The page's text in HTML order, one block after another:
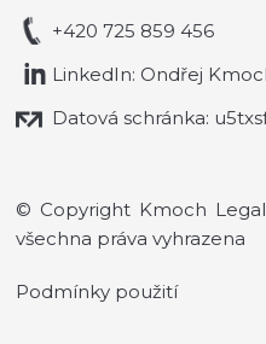
+420 725 859 456
LinkedIn: Ondřej
Datová schránka:
© Copyright Kmoch
všechna práva vyhrazena
Podmínky použití